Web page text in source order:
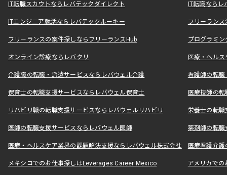
IT転職スカウトならレバテックダイレクト IT転職なら
ITエンジニア就活ならレバテックルーキー フリーラン
フリーランスの案件探しならフリーランスHub プログラミ
オンライン診療ならレバクリ 医療・ヘル
介護職の転職・派遣サービスならレバウェル介護 看護師の転
保育士の転職支援サービスならレバウェル保育士 医療技師の
リハビリ職の転職支援サービスならレバウェルリハビリ 栄養士の転
医師の転職支援サービスならレバウェル医師 薬剤師の転
医療・ヘルスケア業界の課題解決支援ならレバウェル株式会社 医療看護介
メキシコでのお仕事探しはLeverages Career Mexico アメリカで